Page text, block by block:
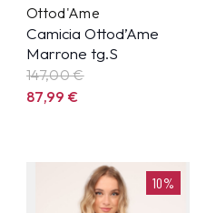
Ottod'Ame
Camicia Ottod’Ame
Marrone tg.S
147,00 €
87,99€
10%